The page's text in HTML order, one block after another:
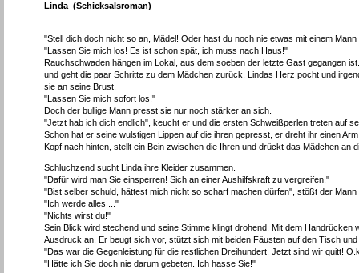
Linda (Schicksalsroman)
"Stell dich doch nicht so an, Mädel! Oder hast du noch nie etwas mit einem Mann
"Lassen Sie mich los! Es ist schon spät, ich muss nach Haus!"
Rauchschwaden hängen im Lokal, aus dem soeben der letzte Gast gegangen
und geht die paar Schritte zu dem Mädchen zurück. Lindas Herz pocht und
sie an seine Brust.
"Lassen Sie mich sofort los!"
Doch der bullige Mann presst sie nur noch stärker an sich.
"Jetzt hab ich dich endlich", keucht er und die ersten Schweißperlen treten auf
Schon hat er seine wulstigen Lippen auf die ihren gepresst, er dreht ihr einen
Kopf nach hinten, stellt ein Bein zwischen die Ihren und drückt das Mädchen an
Schluchzend sucht Linda ihre Kleider zusammen.
"Dafür wird man Sie einsperren! Sich an einer Aushilfskraft zu vergreifen."
"Bist selber schuld, hättest mich nicht so scharf machen dürfen", stößt der
"Ich werde alles ..."
"Nichts wirst du!"
Sein Blick wird stechend und seine Stimme klingt drohend. Mit dem
Ausdruck an. Er beugt sich vor, stützt sich mit beiden Fäusten auf den Tisch
"Das war die Gegenleistung für die restlichen Dreihundert. Jetzt sind wir quitt!
"Hätte ich Sie doch nie darum gebeten. Ich hasse Sie!"